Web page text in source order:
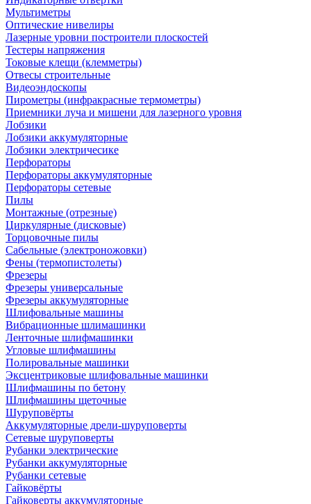
Мультиметры
Оптические нивелиры
Лазерные уровни построители плоскостей
Тестеры напряжения
Токовые клещи (клемметры)
Отвесы строительные
Видеоэндоскопы
Пирометры (инфракрасные термометры)
Приемники луча и мишени для лазерного уровня
Лобзики
Лобзики аккумуляторные
Лобзики электричесике
Перфораторы
Перфораторы аккумуляторные
Перфораторы сетевые
Пилы
Монтажные (отрезные)
Циркулярные (дисковые)
Торцовочные пилы
Сабельные (электроножовки)
Фены (термопистолеты)
Фрезеры
Фрезеры универсальные
Фрезеры аккумуляторные
Шлифовальные машины
Вибрационные шлимашинки
Ленточные шлифмашинки
Угловые шлифмашины
Полировальные машинки
Эксцентриковые шлифовальные машинки
Шлифмашины по бетону
Шлифмашины щеточные
Шуруповёрты
Аккумуляторные дрели-шуруповерты
Сетевые шуруповерты
Рубанки электрические
Рубанки аккумуляторные
Рубанки сетевые
Гайковёрты
Гайковерты аккумуляторные